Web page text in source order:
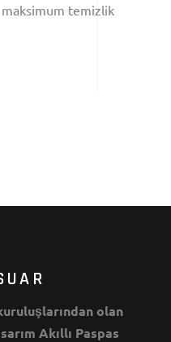
maksimum temizlik
olan
Akıllı Paspas